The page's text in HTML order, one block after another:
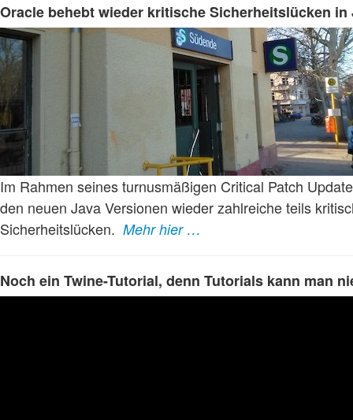
Oracle behebt wieder kritische Sicherheitslücken in
Im Rahmen seines turnusmäßigen Critical Patch
den neuen Java Versionen wieder zahlreiche teils
Sicherheitslücken. Mehr hier …
Noch ein Twine-Tutorial, denn Tutorials kann man